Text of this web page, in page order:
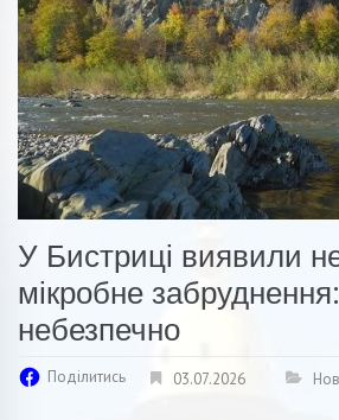
У Бистриці виявили
мікробне
небезпечно
Поділитись 03.07.2026